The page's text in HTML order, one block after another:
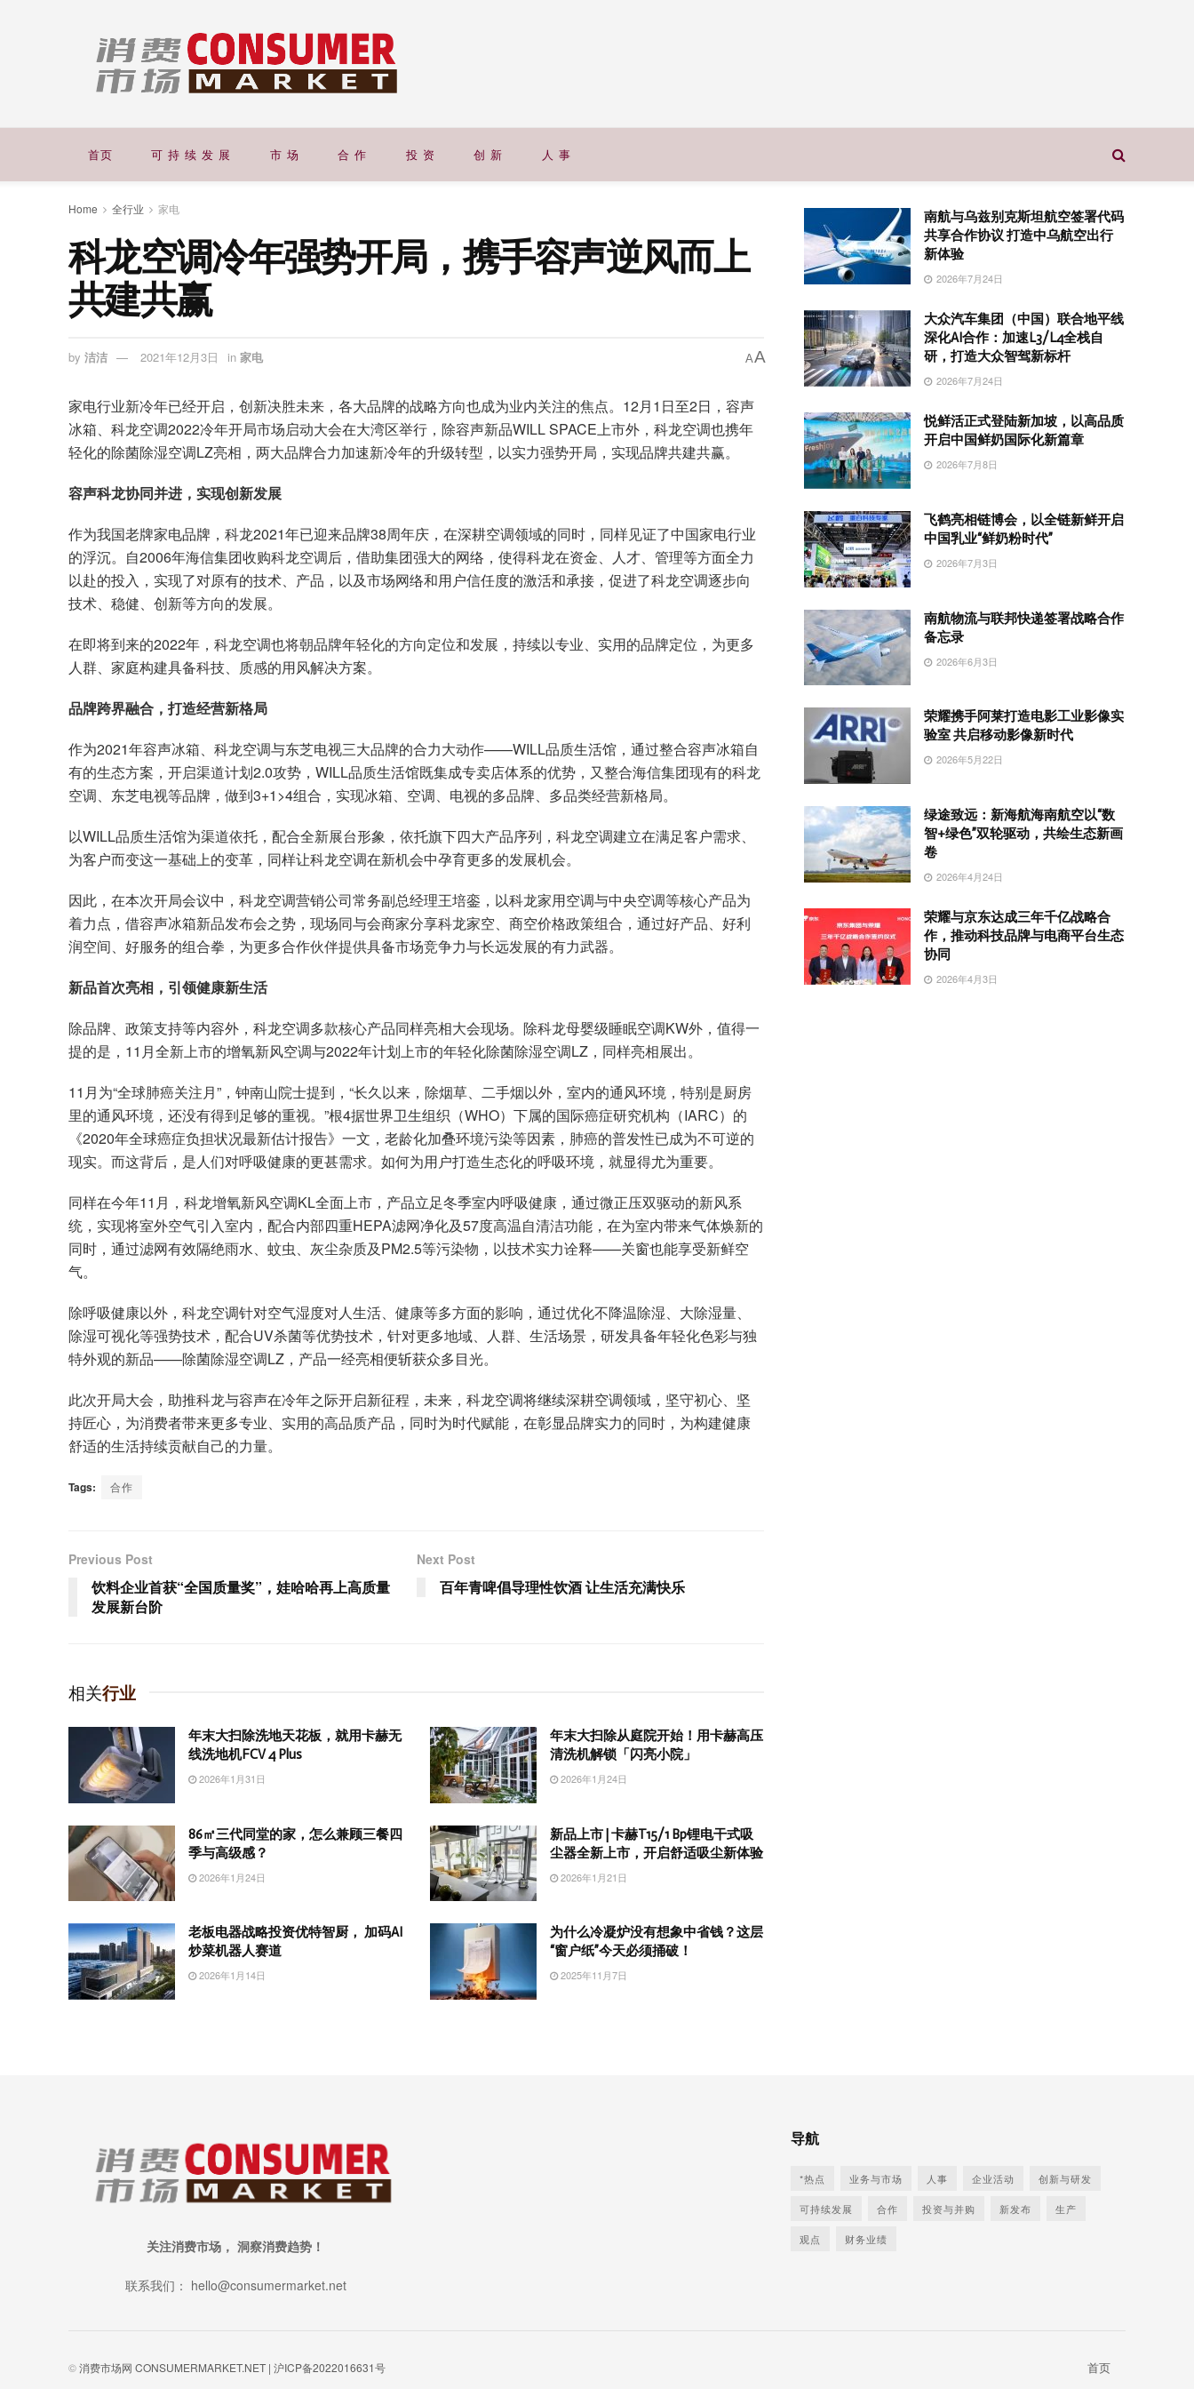
首页 可 持 续 发 展 市 场 合 作 投 资 创 新 人 事
Home 全行业 家电
科龙空调冷年强势开局，携手容声逆风而上
共建共赢
by 洁洁 2021年12月3日 in 家电 AA
家电行业新冷年已经开启，创新决胜未来，各大品牌的战略方向也成为业内关注的焦点。12月1日至2日，容声
冰箱、科龙空调2022冷年开局市场启动大会在大湾区举行，除容声新品WILL SPACE上市外，科龙空调也携年
轻化的除菌除湿空调LZ亮相，两大品牌合力加速新冷年的升级转型，以实力强势开局，实现品牌共建共赢。
容声科龙协同并进，实现创新发展
作为我国老牌家电品牌，科龙2021年已迎来品牌38周年庆，在深耕空调领域的同时，同样见证了中国家电行业
的浮沉。自2006年海信集团收购科龙空调后，借助集团强大的网络，使得科龙在资金、人才、管理等方面全力
以赴的投入，实现了对原有的技术、产品，以及市场网络和用户信任度的激活和承接，促进了科龙空调逐步向
技术、稳健、创新等方向的发展。
在即将到来的2022年，科龙空调也将朝品牌年轻化的方向定位和发展，持续以专业、实用的品牌定位，为更多
人群、家庭构建具备科技、质感的用风解决方案。
品牌跨界融合，打造经营新格局
作为2021年容声冰箱、科龙空调与东芝电视三大品牌的合力大动作——WILL品质生活馆，通过整合容声冰箱自
有的生态方案，开启渠道计划2.0攻势，WILL品质生活馆既集成专卖店体系的优势，又整合海信集团现有的科龙
空调、东芝电视等品牌，做到3+1>4组合，实现冰箱、空调、电视的多品牌、多品类经营新格局。
以WILL品质生活馆为渠道依托，配合全新展台形象，依托旗下四大产品序列，科龙空调建立在满足客户需求、
为客户而变这一基础上的变革，同样让科龙空调在新机会中孕育更多的发展机会。
因此，在本次开局会议中，科龙空调营销公司常务副总经理王培銮，以科龙家用空调与中央空调等核心产品为
着力点，借容声冰箱新品发布会之势，现场同与会商家分享科龙家空、商空价格政策组合，通过好产品、好利
润空间、好服务的组合拳，为更多合作伙伴提供具备市场竞争力与长远发展的有力武器。
新品首次亮相，引领健康新生活
除品牌、政策支持等内容外，科龙空调多款核心产品同样亮相大会现场。除科龙母婴级睡眠空调KW外，值得一
提的是，11月全新上市的增氧新风空调与2022年计划上市的年轻化除菌除湿空调LZ，同样亮相展出。
11月为“全球肺癌关注月”，钟南山院士提到，“长久以来，除烟草、二手烟以外，室内的通风环境，特别是厨房
里的通风环境，还没有得到足够的重视。”根4据世界卫生组织（WHO）下属的国际癌症研究机构（IARC）的
《2020年全球癌症负担状况最新估计报告》一文，老龄化加叠环境污染等因素，肺癌的普发性已成为不可逆的
现实。而这背后，是人们对呼吸健康的更甚需求。如何为用户打造生态化的呼吸环境，就显得尤为重要。
同样在今年11月，科龙增氧新风空调KL全面上市，产品立足冬季室内呼吸健康，通过微正压双驱动的新风系
统，实现将室外空气引入室内，配合内部四重HEPA滤网净化及57度高温自清洁功能，在为室内带来气体焕新的
同时，通过滤网有效隔绝雨水、蚊虫、灰尘杂质及PM2.5等污染物，以技术实力诠释——关窗也能享受新鲜空
气。
除呼吸健康以外，科龙空调针对空气湿度对人生活、健康等多方面的影响，通过优化不降温除湿、大除湿量、
除湿可视化等强势技术，配合UV杀菌等优势技术，针对更多地域、人群、生活场景，研发具备年轻化色彩与独
特外观的新品——除菌除湿空调LZ，产品一经亮相便斩获众多目光。
此次开局大会，助推科龙与容声在冷年之际开启新征程，未来，科龙空调将继续深耕空调领域，坚守初心、坚
持匠心，为消费者带来更多专业、实用的高品质产品，同时为时代赋能，在彰显品牌实力的同时，为构建健康
舒适的生活持续贡献自己的力量。
Tags: 合作
Previous Post
饮料企业首获“全国质量奖”，娃哈哈再上高质量
发展新台阶
Next Post
百年青啤倡导理性饮酒 让生活充满快乐
相关行业
年末大扫除洗地天花板，就用卡赫无
线洗地机FCV 4 Plus
2026年1月31日
年末大扫除从庭院开始！用卡赫高压
清洗机解锁「闪亮小院」
2026年1月24日
86㎡三代同堂的家，怎么兼顾三餐四
季与高级感？
2026年1月24日
新品上市 | 卡赫T15/1 Bp锂电干式吸
尘器全新上市，开启舒适吸尘新体验
2026年1月21日
老板电器战略投资优特智厨， 加码AI
炒菜机器人赛道
2026年1月14日
为什么冷凝炉没有想象中省钱？这层
“窗户纸”今天必须捅破！
2025年11月7日
南航与乌兹别克斯坦航空签署代码
共享合作协议 打造中乌航空出行
新体验
2026年7月24日
大众汽车集团（中国）联合地平线
深化AI合作：加速L3/L4全栈自
研，打造大众智驾新标杆
2026年7月24日
悦鲜活正式登陆新加坡，以高品质
开启中国鲜奶国际化新篇章
2026年7月8日
飞鹤亮相链博会，以全链新鲜开启
中国乳业“鲜奶粉时代”
2026年7月3日
南航物流与联邦快递签署战略合作
备忘录
2026年6月3日
荣耀携手阿莱打造电影工业影像实
验室 共启移动影像新时代
2026年5月22日
绿途致远：新海航海南航空以“数
智+绿色”双轮驱动，共绘生态新画
卷
2026年4月24日
荣耀与京东达成三年千亿战略合
作，推动科技品牌与电商平台生态
协同
2026年4月3日
关注消费市场， 洞察消费趋势！
联系我们： hello@consumermarket.net
导航
*热点 业务与市场 人事 企业活动 创新与研发
可持续发展 合作 投资与并购 新发布 生产
观点 财务业绩
首页
©消费市场网 CONSUMERMARKET.NET | 沪ICP备2022016631号